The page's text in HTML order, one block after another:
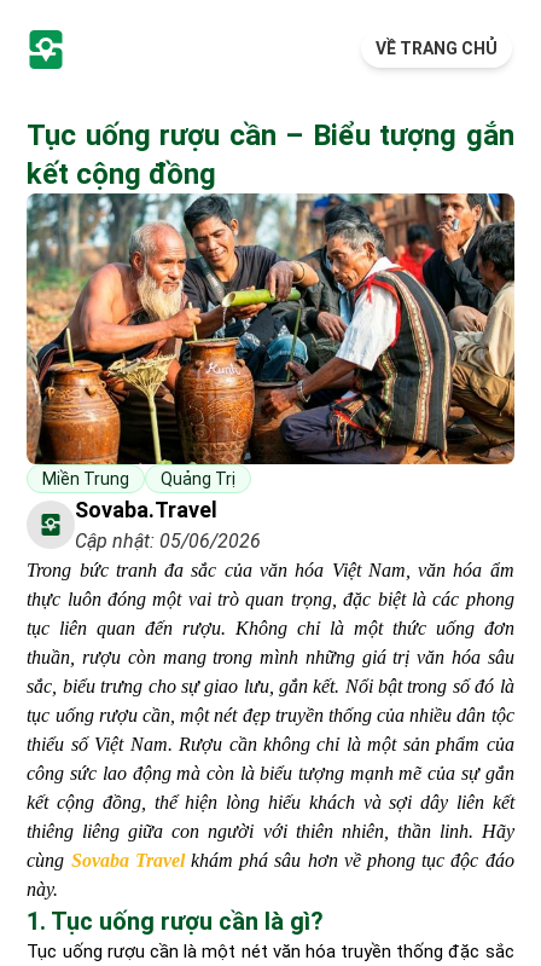
VỀ TRANG CHỦ
Tục uống rượu cần – Biểu tượng gắn
kết cộng đồng
Miền Trung Quảng Trị
Sovaba.travel
Cập nhật: 05/06/2026
Trong bức tranh đa sắc của văn hóa Việt Nam, văn hóa ẩm
thực luôn đóng một vai trò quan trọng, đặc biệt là các phong
tục liên quan đến rượu. Không chỉ là một thức uống đơn
thuần, rượu còn mang trong mình những giá trị văn hóa sâu
sắc, biểu trưng cho sự giao lưu, gắn kết. Nổi bật trong số đó là
tục uống rượu cần, một nét đẹp truyền thống của nhiều dân tộc
thiểu số Việt Nam. Rượu cần không chỉ là một sản phẩm của
công sức lao động mà còn là biểu tượng mạnh mẽ của sự gắn
kết cộng đồng, thể hiện lòng hiếu khách và sợi dây liên kết
thiêng liêng giữa con người với thiên nhiên, thần linh. Hãy
cùng Sovaba Travelkhám phá sâu hơn về phong tục độc đáo
này.
1. Tục uống rượu cần là gì?
Tục uống rượu cần là một nét văn hóa truyền thống đặc sắc